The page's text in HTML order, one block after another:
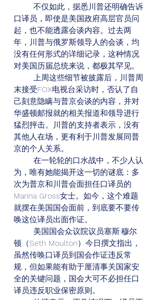
不仅如此，据悉川普还明确告诉
口译员，即使是美国政府高层官员问
起，也不能透露会谈内容。过去两
年，川普与俄罗斯领导人的会谈，均
没有任何形式的详细记录，这种情况
对美国历届总统来说，都极其罕见。
上周这些细节被披露后，川普周
末接受FOX电视台采访时，否认了自
己刻意隐瞒与普京会谈的内容，并对
华盛顿邮报就的相关报道和领导进行
猛烈抨击。川普的支持者表示，没有
其他人在场，更有利于川普发展同普
京的个人关系。
在一轮轮的口水战中，不少人认
为，唯有她能揭开这一切的谜底：多
次为普京和川普会面担任口译员的
Marina Gross女士。如今，这个难题
就摆在美国国会面前，到底要不要传
唤这位译员出面作证。
美国国会众议院议员塞斯·穆尔
顿（Seth Moulton）今日撰文指出，
虽然传唤口译员到国会作证违反常
规，但如果能有助于厘清事关国家安
全的关键问题，国会大可不必担任口
译员违反职业保密原则。